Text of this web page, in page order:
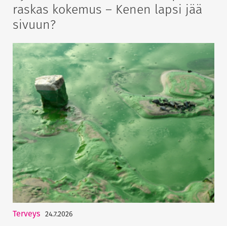
raskas kokemus – Kenen lapsi jää
sivuun?
Terveys 24.7.2026